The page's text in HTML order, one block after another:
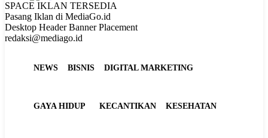
SPACE IKLAN TERSEDIA
Pasang Iklan di MediaGo.id
Desktop Header Banner Placement
redaksi@mediago.id
NEWS BISNIS DIGITAL MARKETING
GAYA HIDUP KECANTIKAN KESEHATAN